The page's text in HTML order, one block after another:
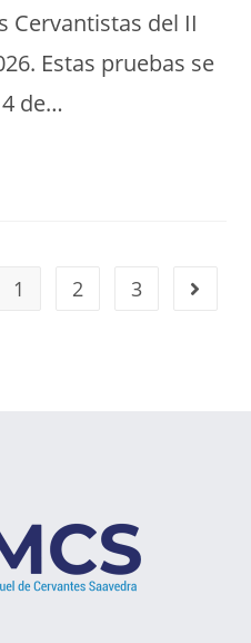
Cervantistas del II
Estas pruebas se
de…
1 2 3